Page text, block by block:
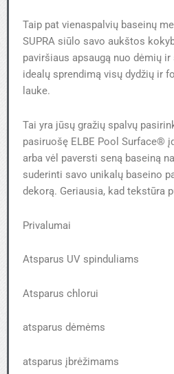
Taip pat vienaspalvių baseinų
SUPRA siūlo savo aukštos
paviršiaus apsaugą nuo dėmių
idealų sprendimą visų dydžių ir
lauke.
Tai yra jūsų gražių spalvų
pasiruošę ELBE Pool Surface®
arba vėl paversti seną baseiną
suderinti savo unikalų baseino
dekorą. Geriausia, kad tekstūra
Privalumai
Atsparus UV spinduliams
Atsparus chlorui
atsparus dėmėms
atsparus įbrėžimams